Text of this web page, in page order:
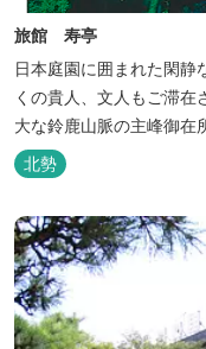
旅館 寿亭
日本庭園に囲まれた閑静
くの貴人、文人もご滞
大な鈴鹿山脈の主峰御在
お入りいただく露天風呂は気持ちが
和初期の離れの客間を改
シカルな雰囲気でみな
屋食の為、お子様連れや
北勢